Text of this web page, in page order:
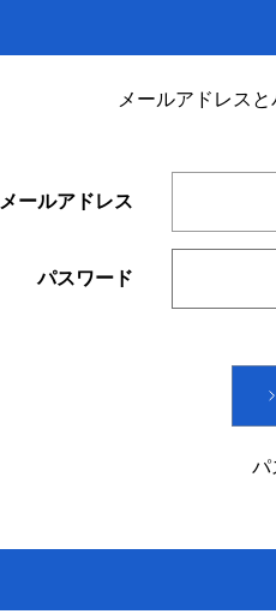
メールアドレス
メールアドレス
パスワード
パ